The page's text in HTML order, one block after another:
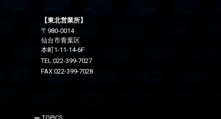
【東北営業所】
〒980-0014
仙台市青葉区
本町1-11-14-6F
TEL:022-399-7027
FAX:022-399-7028